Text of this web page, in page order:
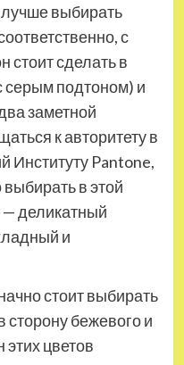
выбирать
с
стоит сделать в
серым подтоном) и
заметной
к авторитету в
Институту Pantone,
в этой
— деликатный
и
стоит выбирать
сторону бежевого и
цветов